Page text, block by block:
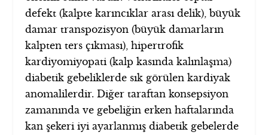
defekt (kalpte karıncıklar arası delik), büyük
damar transpozisyon (büyük damarların
kalpten ters çıkması), hipertrofik
kardiyomiyopati (kalp kasında kalınlaşma)
diabetik gebeliklerde sık görülen kardiyak
anomalilerdir. Diğer taraftan konsepsiyon
zamanında ve gebeliğin erken haftalarında
kan şekeri iyi ayarlanmış diabetik gebelerde